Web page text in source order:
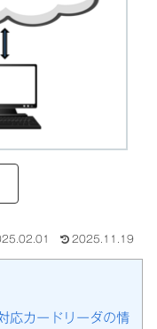
2025.11.19
応カードリーダの情